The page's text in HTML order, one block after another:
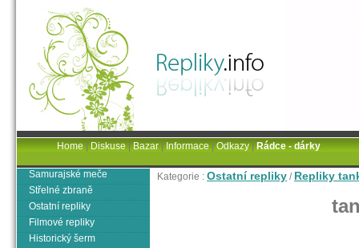
Kategorie : Ostatní repliky / Repliky
Samurajské meče
Střelné zbraně
Ostatní repliky
Filmové repliky
Historický šerm
Home|Diskuse|Bazar|Informace|Odkazy|Rádce - dárky